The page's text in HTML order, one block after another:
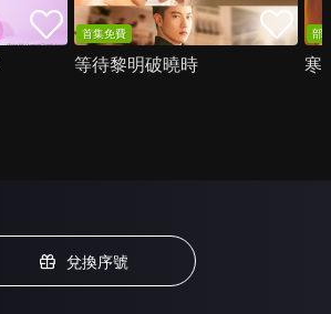
首集免費
等待黎明破曉時
部
寒
兌換序號